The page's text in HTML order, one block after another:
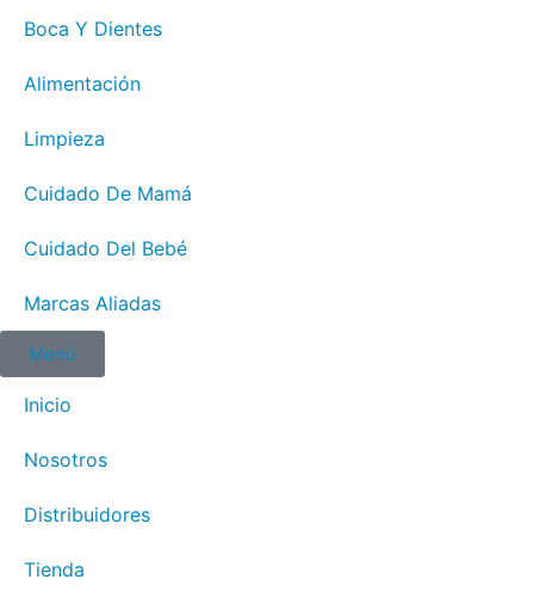
Boca Y Dientes
Alimentación
Limpieza
Cuidado De Mamá
Cuidado Del Bebé
Marcas Aliadas
Menú
Inicio
Nosotros
Distribuidores
Tienda